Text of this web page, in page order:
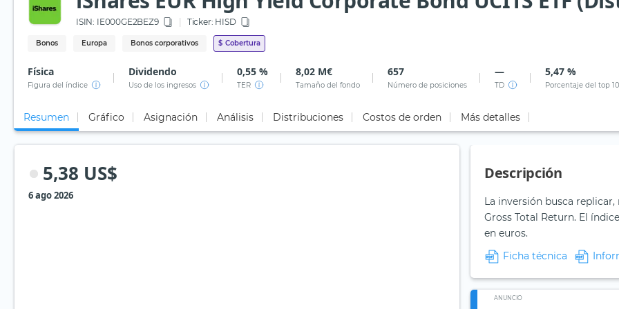
ISIN: IE000GE2BEZ9 Ticker: HISD
Bonos Europa Bonos corporativos $ Cobertura
Física
Figura del índice
Dividendo
Uso de los ingresos
0,55 %
TER
8,02 M€
Tamaño del fondo
657
Número de posiciones
—
TD
5,47 %
Porcentaje del top 10
Resumen Gráfico Asignación Análisis Distribuciones Costos de orden Más detalles
5,38 US$
6 ago 2026
Descripción
La inversión busca
Gross Total Return. El
en euros.
Ficha técnica
ANUNCIO